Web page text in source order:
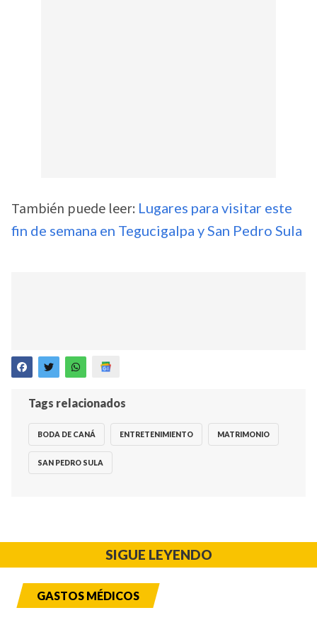
También puede leer: Lugares para visitar este
fin de semana en Tegucigalpa y San Pedro Sula
Tags relacionados
BODA DE CANÁ ENTRETENIMIENTO MATRIMONIO
SAN PEDRO SULA
SIGUE LEYENDO
GASTOS MÉDICOS